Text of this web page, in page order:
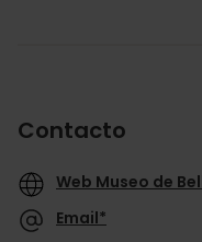
Contacto
Web Museo de
Email*